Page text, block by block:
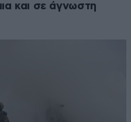
και σε άγνωστη